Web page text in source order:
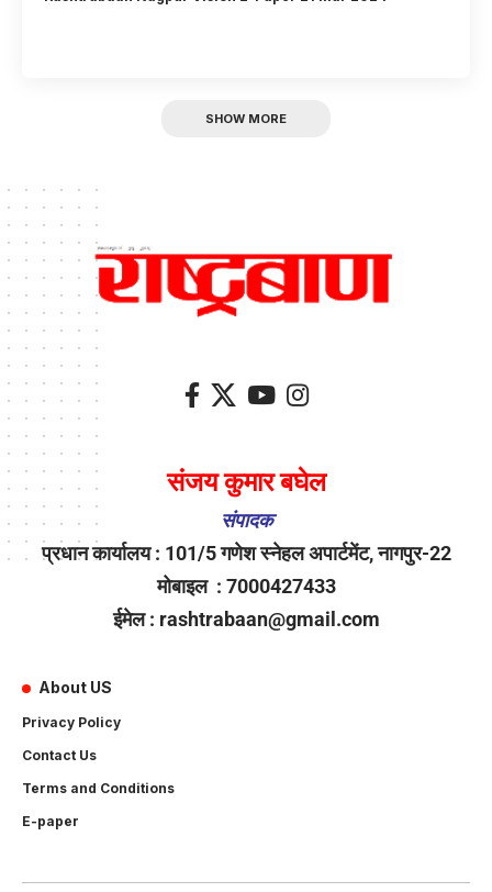
SHOW MORE
संजय कुमार बघेल
संपादक
प्रधान कार्यालय : 101/5 गणेश स्नेहल अपार्टमेंट, नागपुर-22
मोबाइल : 7000427433
ईमेल : rashtrabaan@gmail.com
About US
Privacy Policy
Contact Us
Terms and Conditions
E-paper